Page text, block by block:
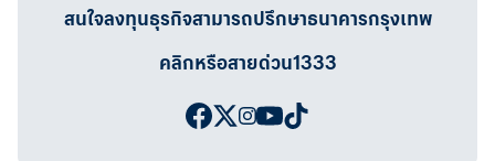
สนใจลงทุนธุรกิจสามารถปรึกษาธนาคารกรุงเทพ
คลิกหรือสายด่วน1333